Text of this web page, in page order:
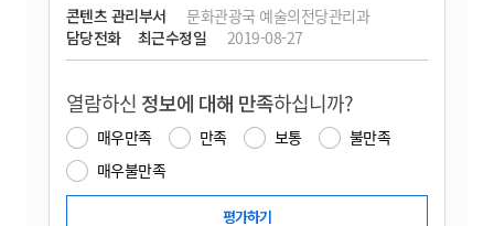
콘텐츠 관리부서
문화관광국 예술의전당관리과
담당전화
최근수정일 2019-08-27
열람하신 정보에 대해 만족하십니까?
매우만족 만족 보통
불만족
매우불만족